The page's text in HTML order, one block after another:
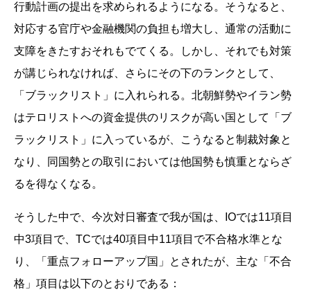
行動計画の提出を求められるようになる。そうなると、
対応する官庁や金融機関の負担も増大し、通常の活動に
支障をきたすおそれもでてくる。しかし、それでも対策
が講じられなければ、さらにその下のランクとして、
「ブラックリスト」に入れられる。北朝鮮勢やイラン勢
はテロリストへの資金提供のリスクが高い国として「ブ
ラックリスト」に入っているが、こうなると制裁対象と
なり、同国勢との取引においては他国勢も慎重とならざ
るを得なくなる。
そうした中で、今次対日審査で我が国は、IOでは11項目
中3項目で、TCでは40項目中11項目で不合格水準とな
り、「重点フォローアップ国」とされたが、主な「不合
格」項目は以下のとおりである：